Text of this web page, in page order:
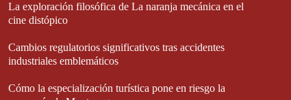
La exploración filosófica de La naranja mecánica en el
cine distópico
Cambios regulatorios significativos tras accidentes
industriales emblemáticos
Cómo la especialización turística pone en riesgo la